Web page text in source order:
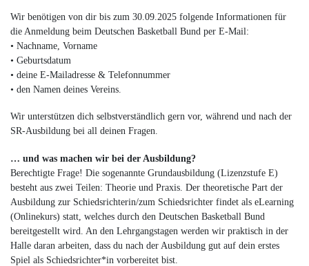
Wir benötigen von dir bis zum 30.09.2025 folgende Informationen für
die Anmeldung beim Deutschen Basketball Bund per E-Mail:
• Nachname, Vorname
• Geburtsdatum
• deine E-Mailadresse & Telefonnummer
• den Namen deines Vereins.
Wir unterstützen dich selbstverständlich gern vor, während und nach der
SR-Ausbildung bei all deinen Fragen.
… und was machen wir bei der Ausbildung?
Berechtigte Frage! Die sogenannte Grundausbildung (Lizenzstufe E)
besteht aus zwei Teilen: Theorie und Praxis. Der theoretische Part der
Ausbildung zur Schiedsrichterin/zum Schiedsrichter findet als eLearning
(Onlinekurs) statt, welches durch den Deutschen Basketball Bund
bereitgestellt wird. An den Lehrgangstagen werden wir praktisch in der
Halle daran arbeiten, dass du nach der Ausbildung gut auf dein erstes
Spiel als Schiedsrichter*in vorbereitet bist.